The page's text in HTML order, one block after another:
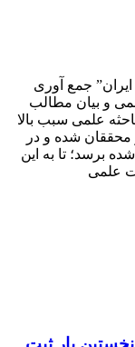
جمع آوری
و بیان مطالب
علمی سبب بالا
محققان شده و در
برسد؛ تا به این
علمی